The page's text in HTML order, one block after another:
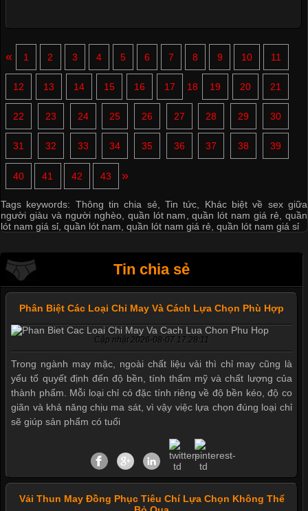
« 1 2 3 4 5 6 7 8 9 10 11
12 13 14 15 16 17 18 19 20 21
22 23 24 25 26 27 28 29 30
31 32 33 34 35 36 37 38 39
40 41 42 43 »
Tags keywords: Thông tin chia sẻ ,Tin tức
Khác biệt về sex giữa
người giàu và người nghèo, quần lót nam ,quần lót nam giá rẻ ,quần
lót nam giá sỉ quần lót nam quần lót nam giá rẻ quần lót nam giá sỉ
Tin chia sẻ
Phân Biệt Các Loại Chỉ May Và Cách Lựa Chọn Phù Hợp
Cập nhật 2026-08-07 17:28:11
Trong ngành may mặc, ngoài chất liệu vải thì chỉ may cũng là
yếu tố quyết định đến độ bền, tính thẩm mỹ và chất lượng của
thành phẩm. Mỗi loại chỉ có đặc tính riêng về độ bền kéo, độ co
giãn và khả năng chịu ma sát, vì vậy việc lựa chọn đúng loại chỉ
sẽ giúp sản phẩm có tuổi
Vải Thun May Đồng Phục Tiêu Chí Lựa Chọn Không Thể